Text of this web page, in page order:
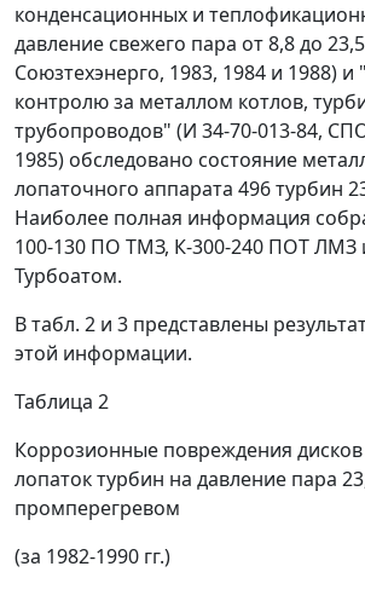
конденсационных и
давление свежего пара от 8,8 до
Союзтехэнерго, 1983, 1984 и 1988)
контролю за металлом котлов,
трубопроводов" (И 34-70-013-84,
1985) обследовано состояние
лопаточного аппарата 496 турбин
Наиболее полная информация
100-130 ПО ТМЗ, К-300-240 ПОТ
Турбоатом.
В табл. 2 и 3 представлены
этой информации.
Таблица 2
Коррозионные повреждения
лопаток турбин на давление пара
промперегревом
(за 1982-1990 гг.)